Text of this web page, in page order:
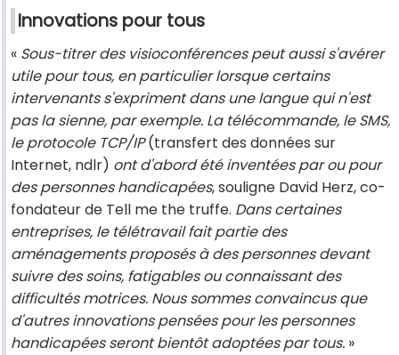
Innovations pour tous
« Sous-titrer des visioconférences peut aussi s'avérer
utile pour tous, en particulier lorsque certains
intervenants s'expriment dans une langue qui n'est
pas la sienne, par exemple. La télécommande, le SMS,
le protocole TCP/IP(transfert des données sur
Internet, ndlr) ont d'abord été inventées par ou pour
des personnes handicapées, souligne David Herz, co-
fondateur de Tell me the truffe. Dans certaines
entreprises, le télétravail fait partie des
aménagements proposés à des personnes devant
suivre des soins, fatigables ou connaissant des
difficultés motrices. Nous sommes convaincus que
d'autres innovations pensées pour les personnes
handicapées seront bientôt adoptées par tous. »